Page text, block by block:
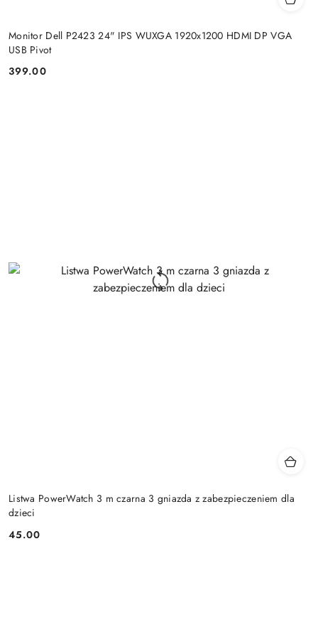
Monitor Dell P2423 24" IPS WUXGA 1920x1200 HDMI DP VGA
USB Pivot
Cena:
399.00
Listwa PowerWatch 3 m czarna 3 gniazda z zabezpieczeniem dla
dzieci
Cena:
45.00